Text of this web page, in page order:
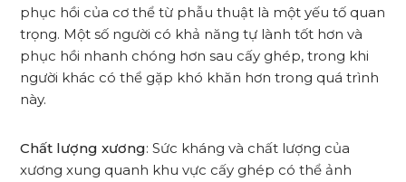
phục hồi của cơ thể từ phẫu thuật là một yếu tố quan
trọng. Một số người có khả năng tự lành tốt hơn và
phục hồi nhanh chóng hơn sau cấy ghép, trong khi
người khác có thể gặp khó khăn hơn trong quá trình
này.
Chất lượng xương: Sức kháng và chất lượng của
xương xung quanh khu vực cấy ghép có thể ảnh